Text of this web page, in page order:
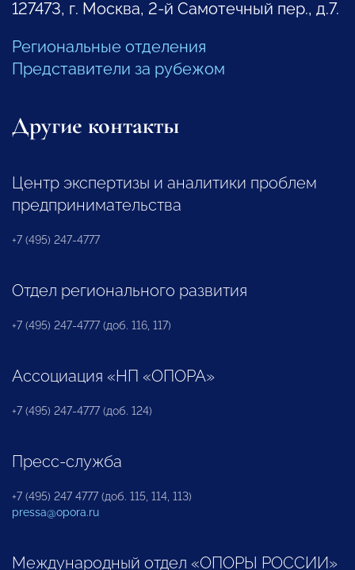
127473, г. Москва, 2-й Самотечный пер., д.7.
Региональные отделения
Представители за рубежом
Другие контакты
Центр экспертизы и аналитики проблем
предпринимательства
+7 (495) 247-4777
Отдел регионального развития
+7 (495) 247-4777 (доб. 116, 117)
Ассоциация «НП «ОПОРА»
+7 (495) 247-4777 (доб. 124)
Пресс-служба
+7 (495) 247 4777 (доб. 115, 114, 113)
pressa@opora.ru
Международный отдел «ОПОРЫ РОССИИ»